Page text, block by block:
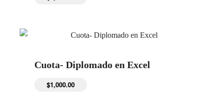
Cuota- Diplomado en Excel
$1,000.00